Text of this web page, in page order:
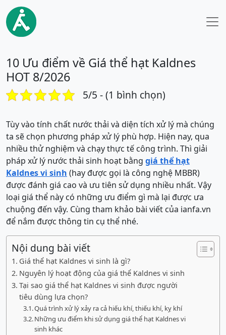
10 Ưu điểm về Giá thể hạt Kaldnes
HOT 8/2026
5/5 - (1 bình chọn)
Tùy vào tính chất nước thải và diện tích xử lý mà chúng
ta sẽ chọn phương pháp xử lý phù hợp. Hiện nay, qua
nhiều thử nghiệm và chạy thực tế công trình. Thì giải
pháp xử lý nước thải sinh hoạt bằng giá thể hạt
Kaldnes vi sinh (hay được gọi là công nghệ MBBR)
được đánh giá cao và ưu tiên sử dụng nhiều nhất. Vậy
loại giá thể này có những ưu điểm gì mà lại được ưa
chuộng đến vậy. Cùng tham khảo bài viết của ianfa.vn
để nắm được thông tin cụ thể nhé.
Nội dung bài viết
Giá thể hạt Kaldnes vi sinh là gì?
Nguyên lý hoạt động của giá thể Kaldnes vi sinh
Tại sao giá thể hạt Kaldnes vi sinh được người
tiêu dùng lựa chọn?
Quá trình xử lý xảy ra cả hiếu khí, thiếu khí, kỵ khí
Những ưu điểm khi sử dụng giá thể hạt Kaldnes vi
sinh khác